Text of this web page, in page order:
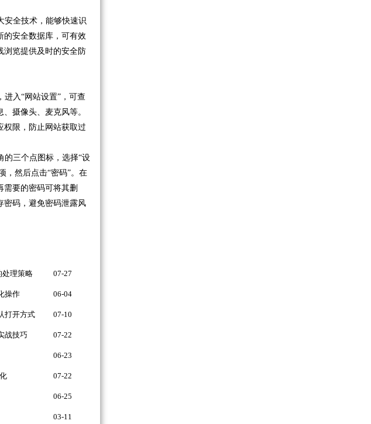
安全技术，能够快速识
的安全数据库，可有效
浏览提供及时的安全防
进入“网站设置”，可查
摄像头、麦克风等。
权限，防止网站获取过
的三个点图标，选择“设
，然后点击“密码”。在
要的密码可将其删
密码，避免密码泄露风
处理策略 07-27
操作 06-04
打开方式 07-10
战技巧 07-22
06-23
07-22
06-25
03-11